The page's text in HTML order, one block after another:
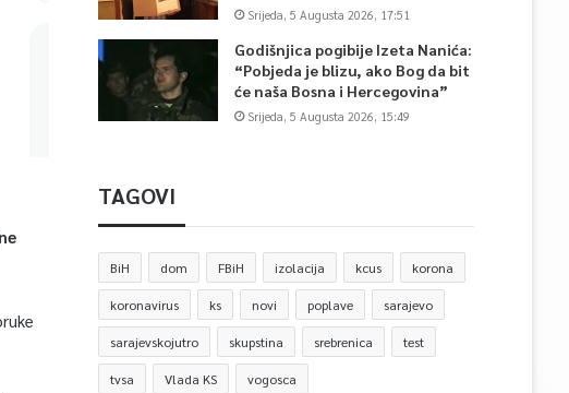
Srijeda, 5 Augusta 2026, 17:51
Godišnjica pogibije Izeta Nanića:
“Pobjeda je blizu, ako Bog da bit
će naša Bosna i Hercegovina”
Srijeda, 5 Augusta 2026, 15:49
TAGOVI
BiH dom FBiH izolacija kcus korona
koronavirus ks novi poplave sarajevo
sarajevskojutro skupstina srebrenica test
tvsa Vlada KS vogosca